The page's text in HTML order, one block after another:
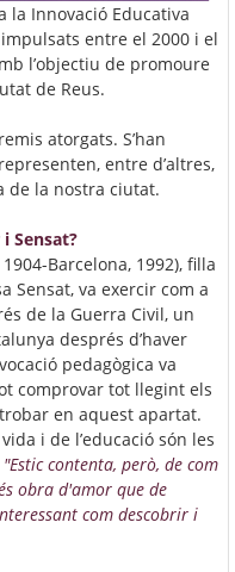
la Innovació Educativa
entre el 2000 i el
l’objectiu de promoure
de Reus.
atorgats. S’han
entre d’altres,
de la nostra ciutat.
Sensat?
Barcelona, 1992), filla
Sensat, va exercir com a
de la Guerra Civil, un
després d’haver
pedagògica va
comprovar tot llegint els
en aquest apartat.
i de l’educació són les
Estic contenta, però, de com
obra d'amor que de
com descobrir i